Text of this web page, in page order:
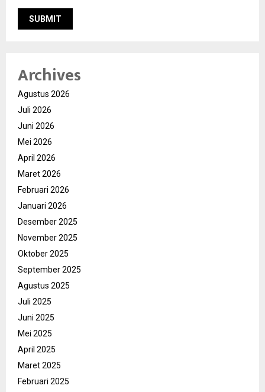
Archives
Agustus 2026
Juli 2026
Juni 2026
Mei 2026
April 2026
Maret 2026
Februari 2026
Januari 2026
Desember 2025
November 2025
Oktober 2025
September 2025
Agustus 2025
Juli 2025
Juni 2025
Mei 2025
April 2025
Maret 2025
Februari 2025